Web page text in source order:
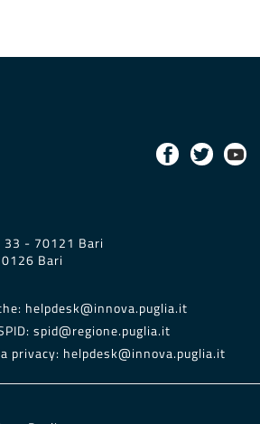
33 - 70121 Bari
Bari
helpdesk@innova.puglia.it
spid@regione.puglia.it
privacy: helpdesk@innova.puglia.it